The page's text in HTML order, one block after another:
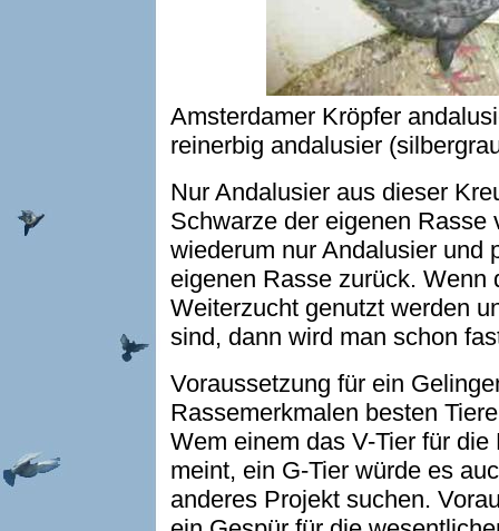
Amsterdamer Kröpfer
reinerbig andalusier
Nur Andalusier aus dieser
Schwarze der eigenen Rasse
wiederum nur Andalusier und
eigenen Rasse zurück. Wenn
Weiterzucht genutzt werden
sind, dann wird man schon
Voraussetzung für ein
Rassemerkmalen besten
Wem einem das V-Tier für
meint, ein G-Tier würde es
anderes Projekt suchen.